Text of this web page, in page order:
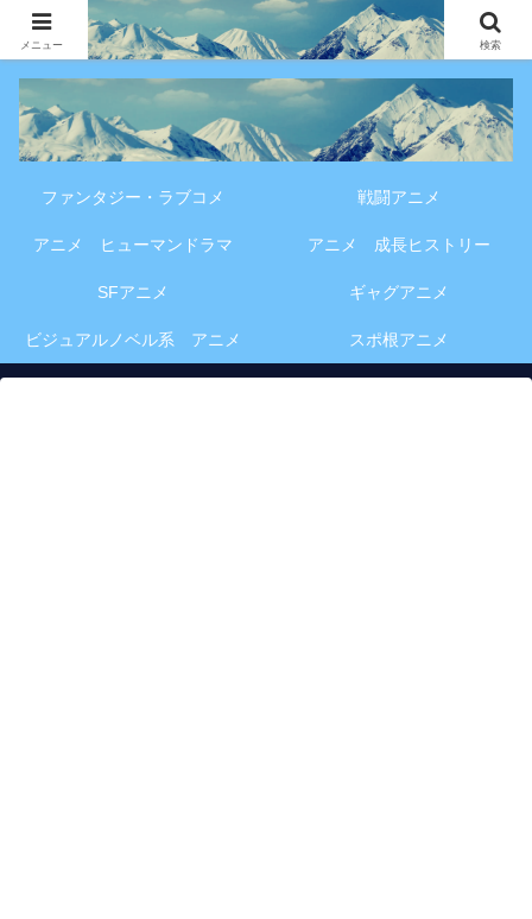
アニメ・漫画・VOD作品の見どころ、配信情報、登場人物や物語の考察を、作
品別・ジャンル別に分かりやすく紹介する専門ブログです。
ファンタジー・ラブコメ 戦闘アニメ
アニメ ヒューマンドラマ アニメ 成長ヒストリー
SFアニメ ギャグアニメ
ビジュアルノベル系 アニメ スポ根アニメ
メニュー 検索